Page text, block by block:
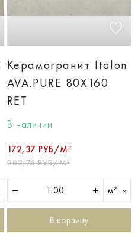
Керамогранит Italon
AVA.PURE 80X160
RET
В наличии
172,37 РУБ/М²
202,76 РУБ/М²
м²
В корзину